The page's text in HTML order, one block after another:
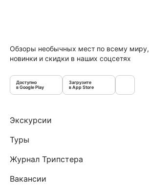
Обзоры необычных мест по всему миру,
новинки и скидки в наших соцсетях
Доступно
в Google Play
Загрузите
в App Store
Экскурсии
Туры
Журнал Трипстера
Вакансии